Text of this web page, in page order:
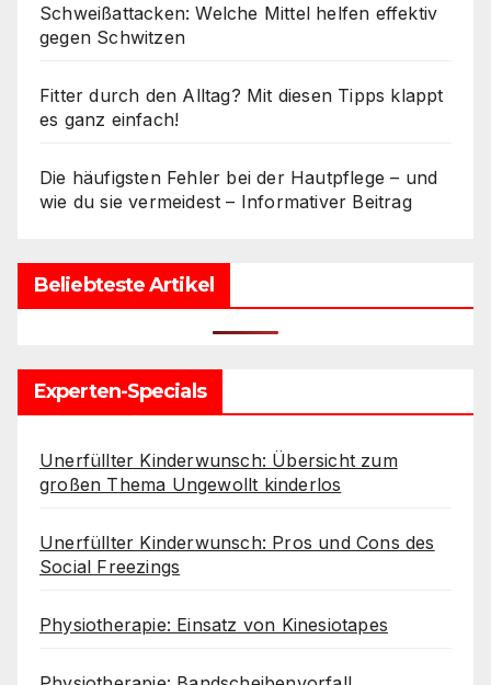
Schweißattacken: Welche Mittel helfen effektiv
gegen Schwitzen
Fitter durch den Alltag? Mit diesen Tipps klappt
es ganz einfach!
Die häufigsten Fehler bei der Hautpflege – und
wie du sie vermeidest – Informativer Beitrag
Beliebteste Artikel
Experten-Specials
Unerfüllter Kinderwunsch: Übersicht zum
großen Thema Ungewollt kinderlos
Unerfüllter Kinderwunsch: Pros und Cons des
Social Freezings
Physiotherapie: Einsatz von Kinesiotapes